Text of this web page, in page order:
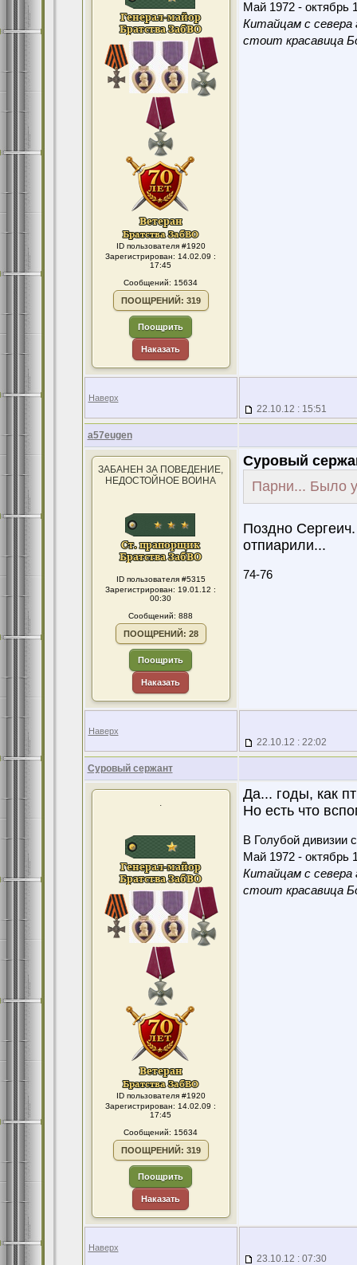
ID пользователя #1920
Зарегистрирован: 14.02.09 :
17:45
Сообщений: 15634
ПООЩРЕНИЙ: 319
Поощрить
Наказать
Май 1972 - октябрь
Китайцам с севера
стоит красавица
Наверх
22.10.12 : 15:51
a57eugen
ЗАБАНЕН ЗА ПОВЕДЕНИЕ,
НЕДОСТОЙНОЕ ВОИНА
ID пользователя #5315
Зарегистрирован: 19.01.12 :
00:30
Сообщений: 888
ПООЩРЕНИЙ: 28
Поощрить
Наказать
Суровый
Парни... Было
Поздно
отпиарили...
74-76
Наверх
22.10.12 : 22:02
Суровый сержант
.
ID пользователя #1920
Зарегистрирован: 14.02.09 :
17:45
Сообщений: 15634
ПООЩРЕНИЙ: 319
Поощрить
Наказать
Да... годы, как
Но есть что
В Голубой дивизии
Май 1972 - октябрь
Китайцам с севера
стоит красавица
Наверх
23.10.12 : 07:30